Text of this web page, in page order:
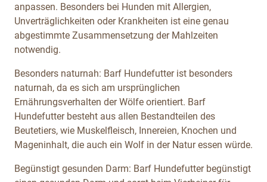
anpassen. Besonders bei Hunden mit Allergien,
Unverträglichkeiten oder Krankheiten ist eine genau
abgestimmte Zusammensetzung der Mahlzeiten
notwendig.
Besonders naturnah: Barf Hundefutter ist besonders
naturnah, da es sich am ursprünglichen
Ernährungsverhalten der Wölfe orientiert. Barf
Hundefutter besteht aus allen Bestandteilen des
Beutetiers, wie Muskelfleisch, Innereien, Knochen und
Mageninhalt, die auch ein Wolf in der Natur essen würde.
Begünstigt gesunden Darm: Barf Hundefutter begünstigt